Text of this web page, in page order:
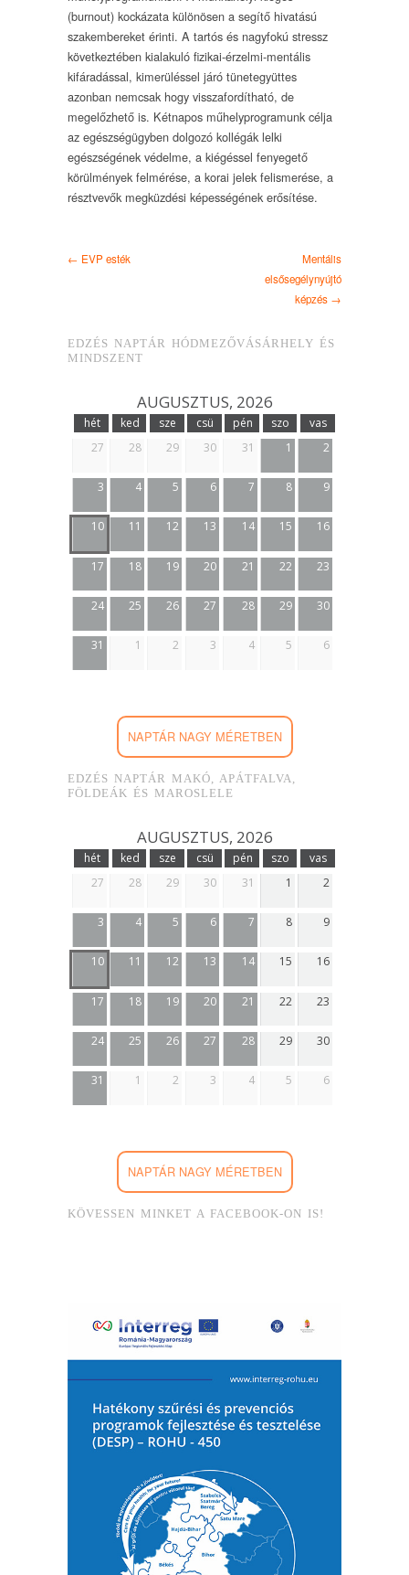
(burnout) kockázata különösen a segítő hivatású
szakembereket érinti. A tartós és nagyfokú stressz
következtében kialakuló fizikai-érzelmi-mentális
kifáradással, kimerüléssel járó tünetegyüttes
azonban nemcsak hogy visszafordítható, de
megelőzhető is. Kétnapos műhelyprogramunk célja
az egészségügyben dolgozó kollégák lelki
egészségének védelme, a kiégéssel fenyegető
körülmények felmérése, a korai jelek felismerése, a
résztvevők megküzdési képességének erősítése.
← EVP esték
Mentális
elsősegélynyújtó
képzés →
EDZÉS NAPTÁR HÓDMEZŐVÁSÁRHELY ÉS
MINDSZENT
AUGUSZTUS, 2026
hét ked sze csü pén szo
vas
27
28 29 30 31 1 2
3 4 5 6 7 8 9
10 11 12 13 14 15 16
17 18 19 20 21 22 23
24 25 26 27 28 29 30
31 1 2 3 4 5 6
NAPTÁR NAGY MÉRETBEN
EDZÉS NAPTÁR MAKÓ, APÁTFALVA,
FÖLDEÁK ÉS MAROSLELE
AUGUSZTUS, 2026
hét ked sze csü pén szo
vas
27
28 29 30 31 1 2
3 4 5 6 7 8 9
10 11 12 13 14 15 16
17 18 19 20 21 22 23
24 25 26 27 28 29 30
31 1 2 3 4 5 6
NAPTÁR NAGY MÉRETBEN
KÖVESSEN MINKET A FACEBOOK-ON IS!